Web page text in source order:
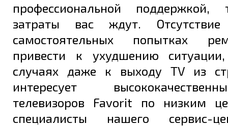
профессиональной
затраты вас ждут.
самостоятельных попытках
привести к ухудшению
случаях даже к выходу TV из
интересует
телевизоров Favorit по низким
специалисты нашего сервис-